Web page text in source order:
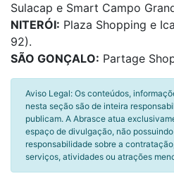
Sulacap e Smart Campo
NITERÓI: Plaza Shopping e
92).
SÃO GONÇALO: Partage
Aviso Legal: Os conteúdos,
nesta seção são de inteira
publicam. A Abrasce atua
espaço de divulgação, não
responsabilidade sobre a
serviços, atividades ou atrações